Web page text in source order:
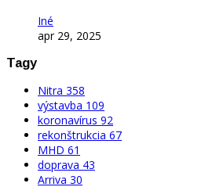
Iné
apr 29, 2025
Tagy
Nitra 358
výstavba 109
koronavírus 92
rekonštrukcia 67
MHD 61
doprava 43
Arriva 30